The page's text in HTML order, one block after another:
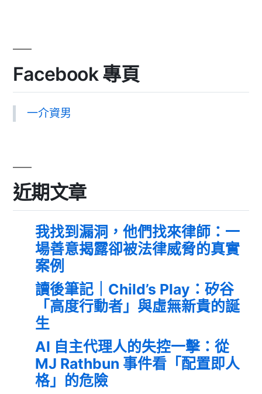
Facebook 專頁
一介資男
近期文章
我找到漏洞，他們找來律師：一
場善意揭露卻被法律威脅的真實
案例
讀後筆記｜Child’s Play：矽谷
「高度行動者」與虛無新貴的誕
生
AI 自主代理人的失控一擊：從
MJ Rathbun 事件看「配置即人
格」的危險